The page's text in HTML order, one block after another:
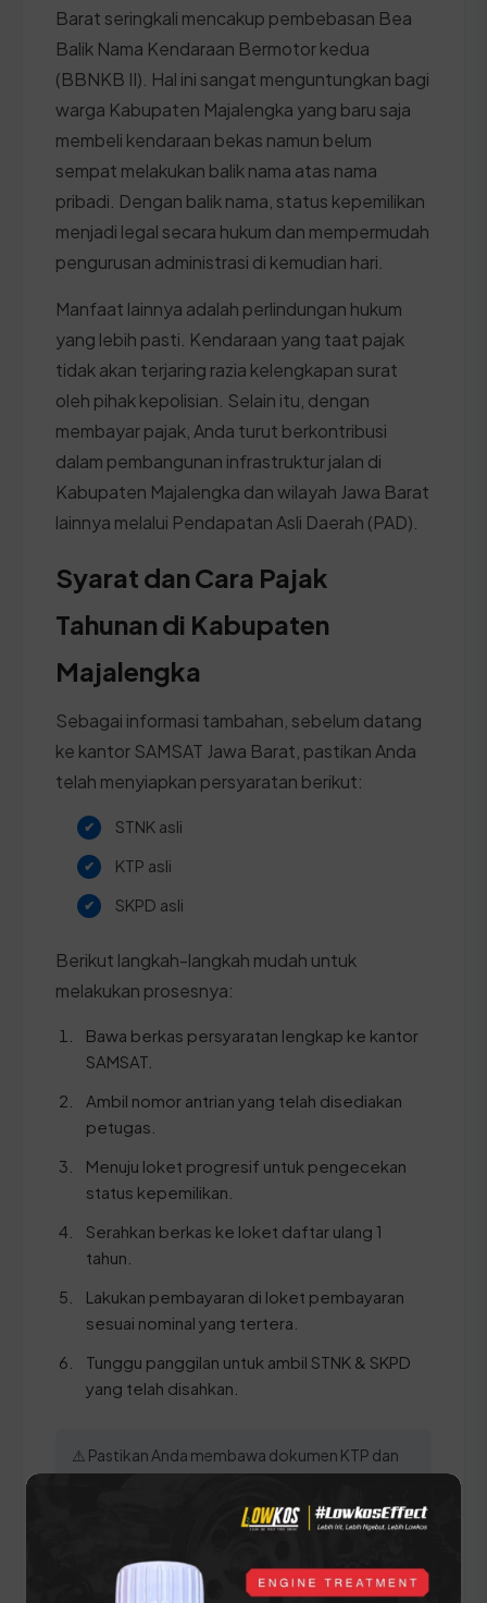
Barat seringkali mencakup pembebasan Bea
Balik Nama Kendaraan Bermotor kedua
(BBNKB II). Hal ini sangat menguntungkan bagi
warga Kabupaten Majalengka yang baru saja
membeli kendaraan bekas namun belum
sempat melakukan balik nama atas nama
pribadi. Dengan balik nama, status kepemilikan
menjadi legal secara hukum dan mempermudah
pengurusan administrasi di kemudian hari.
Manfaat lainnya adalah perlindungan hukum
yang lebih pasti. Kendaraan yang taat pajak
tidak akan terjaring razia kelengkapan surat
oleh pihak kepolisian. Selain itu, dengan
membayar pajak, Anda turut berkontribusi
dalam pembangunan infrastruktur jalan di
Kabupaten Majalengka dan wilayah Jawa Barat
lainnya melalui Pendapatan Asli Daerah (PAD).
Syarat dan Cara Pajak
Tahunan di Kabupaten
Majalengka
Sebagai informasi tambahan, sebelum datang
ke kantor SAMSAT Jawa Barat, pastikan Anda
telah menyiapkan persyaratan berikut:
STNK asli
KTP asli
SKPD asli
Berikut langkah-langkah mudah untuk
melakukan prosesnya:
Bawa berkas persyaratan lengkap ke kantor
SAMSAT.
Ambil nomor antrian yang telah disediakan
petugas.
Menuju loket progresif untuk pengecekan
status kepemilikan.
Serahkan berkas ke loket daftar ulang 1
tahun.
Lakukan pembayaran di loket pembayaran
sesuai nominal yang tertera.
Tunggu panggilan untuk ambil STNK & SKPD
yang telah disahkan.
⚠️ Pastikan Anda membawa dokumen KTP dan
SAMSAT Majalengka berjalan lancar tanpa
kendala sinkronisasi data.